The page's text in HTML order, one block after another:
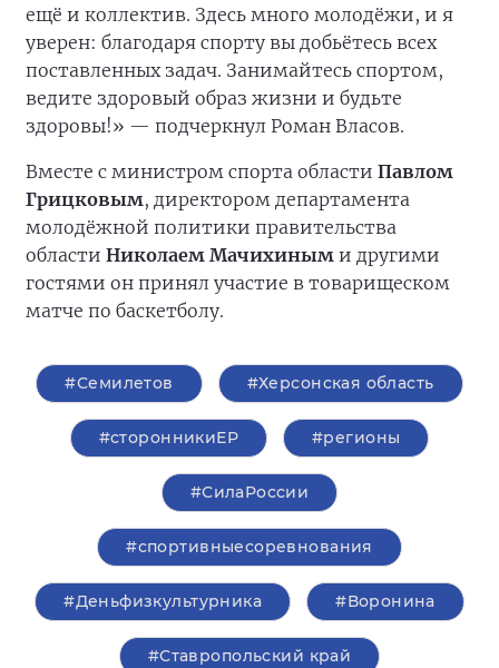
ещё и коллектив. Здесь много молодёжи, и я
уверен: благодаря спорту вы добьётесь всех
поставленных задач. Занимайтесь спортом,
ведите здоровый образ жизни и будьте
здоровы!» — подчеркнул Роман Власов.
Вместе с министром спорта области Павлом
Грицковым, директором департамента
молодёжной политики правительства
области Николаем Мачихиным и другими
гостями он принял участие в товарищеском
матче по баскетболу.
#Семилетов #Херсонская область
#сторонникиЕР #регионы
#СилаРоссии
#спортивныесоревнования
#Деньфизкультурника #Воронина
#Ставропольский край